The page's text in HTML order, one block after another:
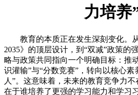
力培养
教育的本质正在发生深刻变化。
2035》的顶层设计，到“双减”政策的
略与政策共同指向一个明确目标：推
识灌输”与“分数竞赛”，转向以核心素
人”。这意味着，未来的教育竞争力
在于谁培养了更强的学习能力和学习习